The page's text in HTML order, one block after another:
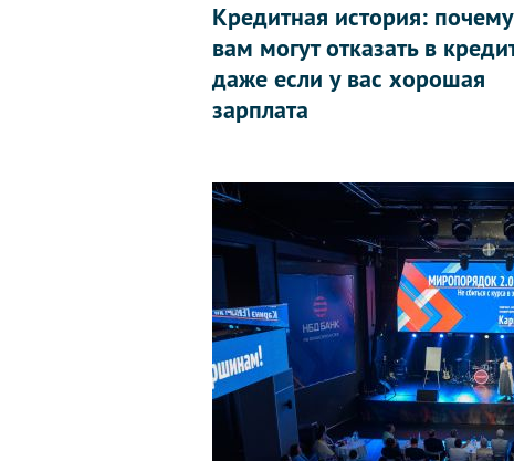
Кредитная история: почему
вам могут отказать в
даже если у вас хорошая
зарплата